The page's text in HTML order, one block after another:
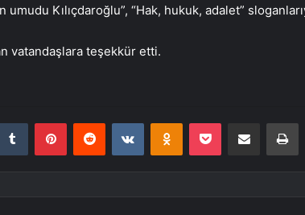
umudu Kılıçdaroğlu”, “Hak, hukuk, adalet”
vatandaşlara teşekkür etti.
Tumblr PinterestReddit VKontakteOdnoklassniki
Pocket E-Posta ile paylaş